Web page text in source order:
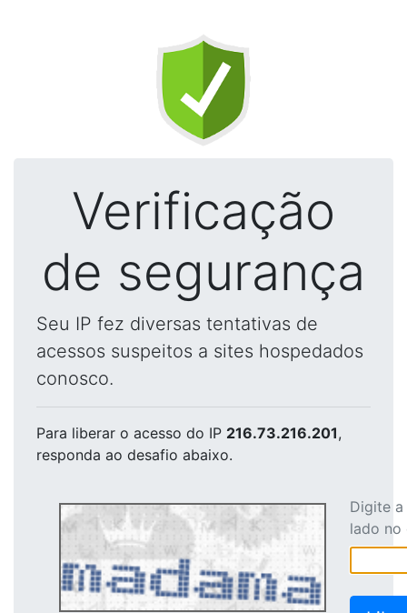
Verificação
de segurança
Seu IP fez diversas tentativas de
acessos suspeitos a sites hospedados
conosco.
Para liberar o acesso do IP 216.73.216.201,
responda ao desafio abaixo.
Digite
lado no